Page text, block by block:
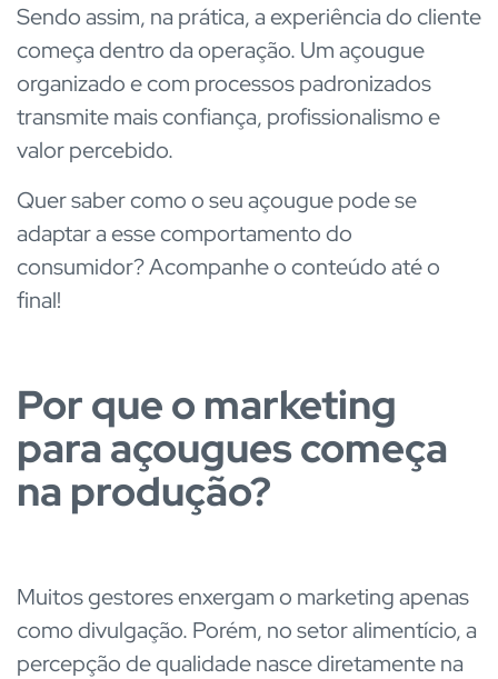
Sendo assim, na prática, a experiência do cliente
começa dentro da operação. Um açougue
organizado e com processos padronizados
transmite mais confiança, profissionalismo e
valor percebido.
Quer saber como o seu açougue pode se
adaptar a esse comportamento do
consumidor? Acompanhe o conteúdo até o
final!
Por que o marketing
para açougues começa
na produção?
Muitos gestores enxergam o marketing apenas
como divulgação. Porém, no setor alimentício, a
percepção de qualidade nasce diretamente na